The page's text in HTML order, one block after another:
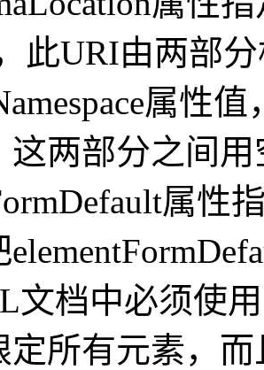
此URI由两部
属性
这两部分之间
属
文档中必须使
定所有元素，而